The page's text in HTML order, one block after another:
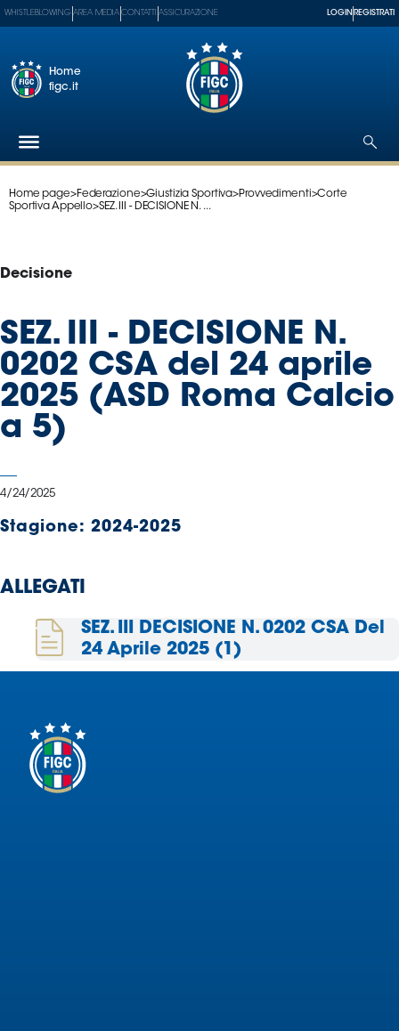
Federazione
Tecnici
Paralimpico
Serie
A
Women
Serie
del
Calcio
partner
nazionali
Assicurazione
Whistleblowing
WHISTLEBLOWING AREA MEDIA CONTATTI ASSICURAZIONE LOGIN REGISTRATI
Home
figc.it
Home page>Federazione>Giustizia Sportiva>Provvedimenti>Corte
Sportiva Appello>SEZ. III - DECISIONE N. ...
Decisione
SEZ. III - DECISIONE N.
0202 CSA del 24 aprile
2025 (ASD Roma Calcio
a 5)
4/24/2025
Stagione: 2024-2025
ALLEGATI
SEZ. III DECISIONE N. 0202 CSA Del
24 Aprile 2025 (1)